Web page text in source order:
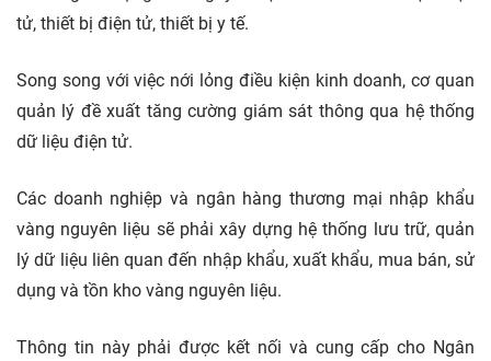
tử, thiết bị điện tử, thiết bị y tế.
Song song với việc nới lỏng điều kiện kinh doanh, cơ quan
quản lý đề xuất tăng cường giám sát thông qua hệ thống
dữ liệu điện tử.
Các doanh nghiệp và ngân hàng thương mại nhập khẩu
vàng nguyên liệu sẽ phải xây dựng hệ thống lưu trữ, quản
lý dữ liệu liên quan đến nhập khẩu, xuất khẩu, mua bán, sử
dụng và tồn kho vàng nguyên liệu.
Thông tin này phải được kết nối và cung cấp cho Ngân